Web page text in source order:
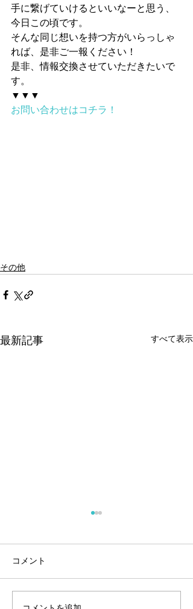
手に繋げていけるといいなーと思う、
今日この頃です。
そんな同じ想いを持つ方がいらっしゃ
れば、是非ご一報ください！
是非、情報交換させていただきたいで
す。
▼▼▼
お問い合わせはコチラ！
その他
最新記事 すべて表示
コメント